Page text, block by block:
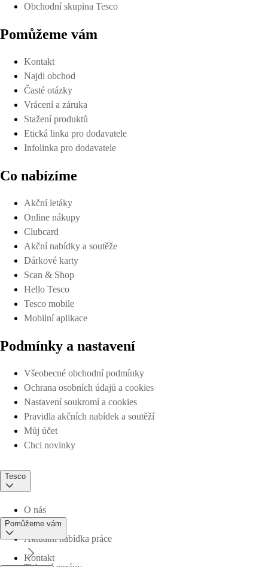
Obchodní skupina Tesco
Pomůžeme vám
Kontakt
Najdi obchod
Časté otázky
Vrácení a záruka
Stažení produktů
Etická linka pro dodavatele
Infolinka pro dodavatele
Co nabízíme
Akční letáky
Online nákupy
Clubcard
Akční nabídky a soutěže
Dárkové karty
Scan & Shop
Hello Tesco
Tesco mobile
Mobilní aplikace
Podmínky a nastavení
Všeobecné obchodní podmínky
Ochrana osobních údajů a cookies
Nastavení soukromí a cookies
Pravidla akčních nabídek a soutěží
Můj účet
Chci novinky
Tesco
O nás
Aktuální nabídka práce
Pomůžeme vám
Kontakt